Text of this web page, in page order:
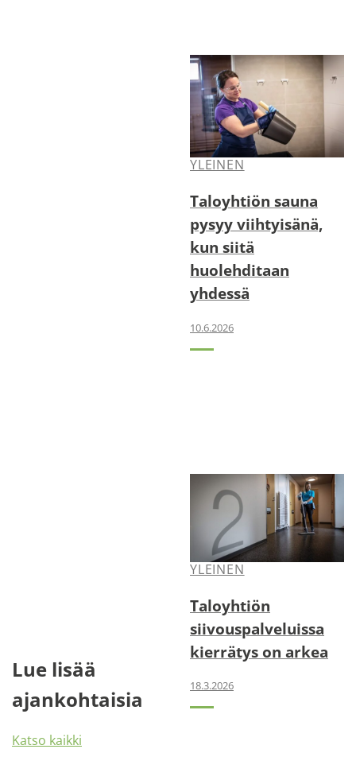
Lue lisää
ajankohtaisia
Katso kaikki
YLEINEN
Taloyhtiön sauna
pysyy viihtyisänä,
kun siitä
huolehditaan
yhdessä
10.6.2026
YLEINEN
Taloyhtiön
siivouspalveluissa
kierrätys on arkea
18.3.2026